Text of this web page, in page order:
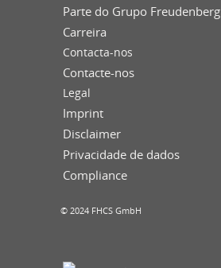
Parte do Grupo Freudenberg
Carreira
Contacta-nos
Contacte-nos
Legal
Imprint
Disclaimer
Privacidade de dados
Compliance
© 2024 FHCS GmbH